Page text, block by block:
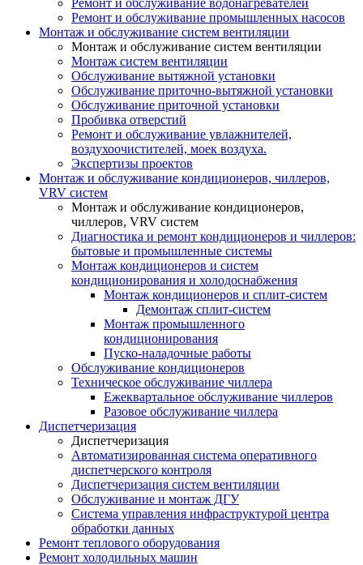
Ремонт и обслуживание водонагревателей
Ремонт и обслуживание промышленных насосов
Монтаж и обслуживание систем вентиляции
Монтаж и обслуживание систем вентиляции
Монтаж систем вентиляции
Обслуживание вытяжной установки
Обслуживание приточно-вытяжной установки
Обслуживание приточной установки
Пробивка отверстий
Ремонт и обслуживание увлажнителей,
воздухоочистителей, моек воздуха.
Экспертизы проектов
Монтаж и обслуживание кондиционеров, чиллеров,
VRV систем
Монтаж и обслуживание кондиционеров,
чиллеров, VRV систем
Диагностика и ремонт кондиционеров и чиллеров:
бытовые и промышленные системы
Монтаж кондиционеров и систем
кондиционирования и холодоснабжения
Монтаж кондиционеров и сплит-систем
Демонтаж сплит-систем
Монтаж промышленного
кондиционирования
Пуско-наладочные работы
Обслуживание кондиционеров
Техническое обслуживание чиллера
Ежеквартальное обслуживание чиллеров
Разовое обслуживание чиллера
Диспетчеризация
Диспетчеризация
Автоматизированная система оперативного
диспетчерского контроля
Диспетчеризация систем вентиляции
Обслуживание и монтаж ДГУ
Система управления инфраструктурой центра
обработки данных
Ремонт теплового оборудования
Ремонт холодильных машин